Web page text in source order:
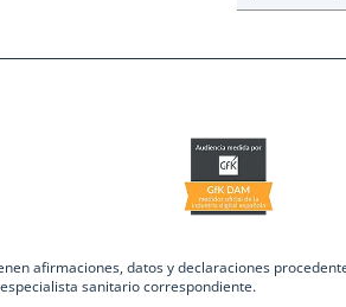
afirmaciones, datos y declaraciones
sanitario correspondiente.